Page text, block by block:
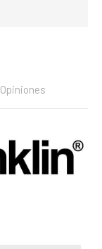
Opiniones